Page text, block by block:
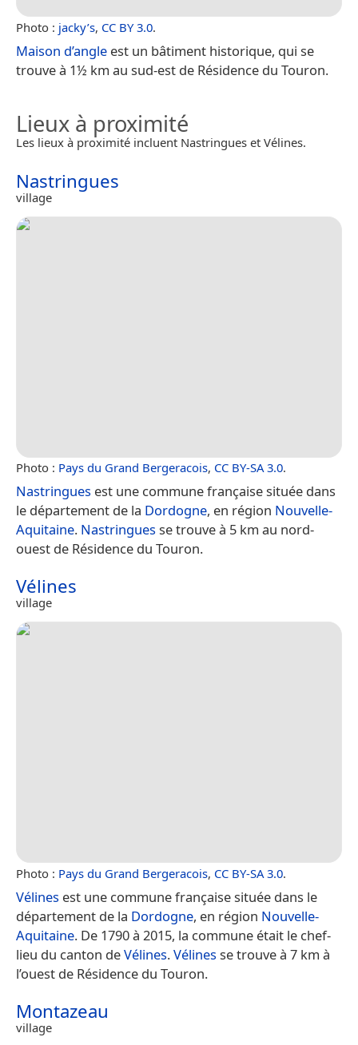
Photo : jacky’s, CC BY 3.0.
Maison d’angle est un bâtiment historique, qui se
trouve à 1½ km au sud-est de Résidence du Touron.
Lieux à proximité
Les lieux à proximité incluent Nastringues et Vélines.
Nastringues
village
Photo : Pays du Grand Bergeracois, CC BY-SA 3.0.
Nastringues est une commune française située dans
le département de la Dordogne, en région Nouvelle-
Aquitaine. Nastringuesse trouve à 5 km au nord-
ouest de Résidence du Touron.
Vélines
village
Photo : Pays du Grand Bergeracois, CC BY-SA 3.0.
Vélines est une commune française située dans le
département de la Dordogne, en région Nouvelle-
Aquitaine. De 1790 à 2015, la commune était le chef-
lieu du canton deVélines.Vélinesse trouve à 7 km à
l’ouest de Résidence du Touron.
Montazeau
village